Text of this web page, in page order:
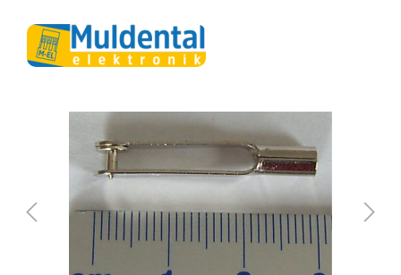
Bildergalerie überspringen